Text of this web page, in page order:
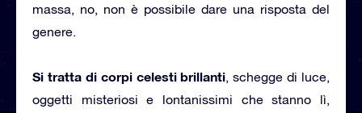
massa, no, non è possibile dare una risposta del
genere.
Si tratta di corpi celesti brillanti, schegge di luce,
oggetti misteriosi e lontanissimi che stanno lì,